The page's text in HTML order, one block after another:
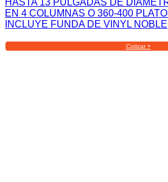
EN 4 COLUMNAS O 360-400
INCLUYE FUNDA DE VINYL NOBLE
Cotizar +